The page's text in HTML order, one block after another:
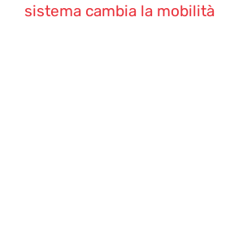
sistema cambia la mobilità